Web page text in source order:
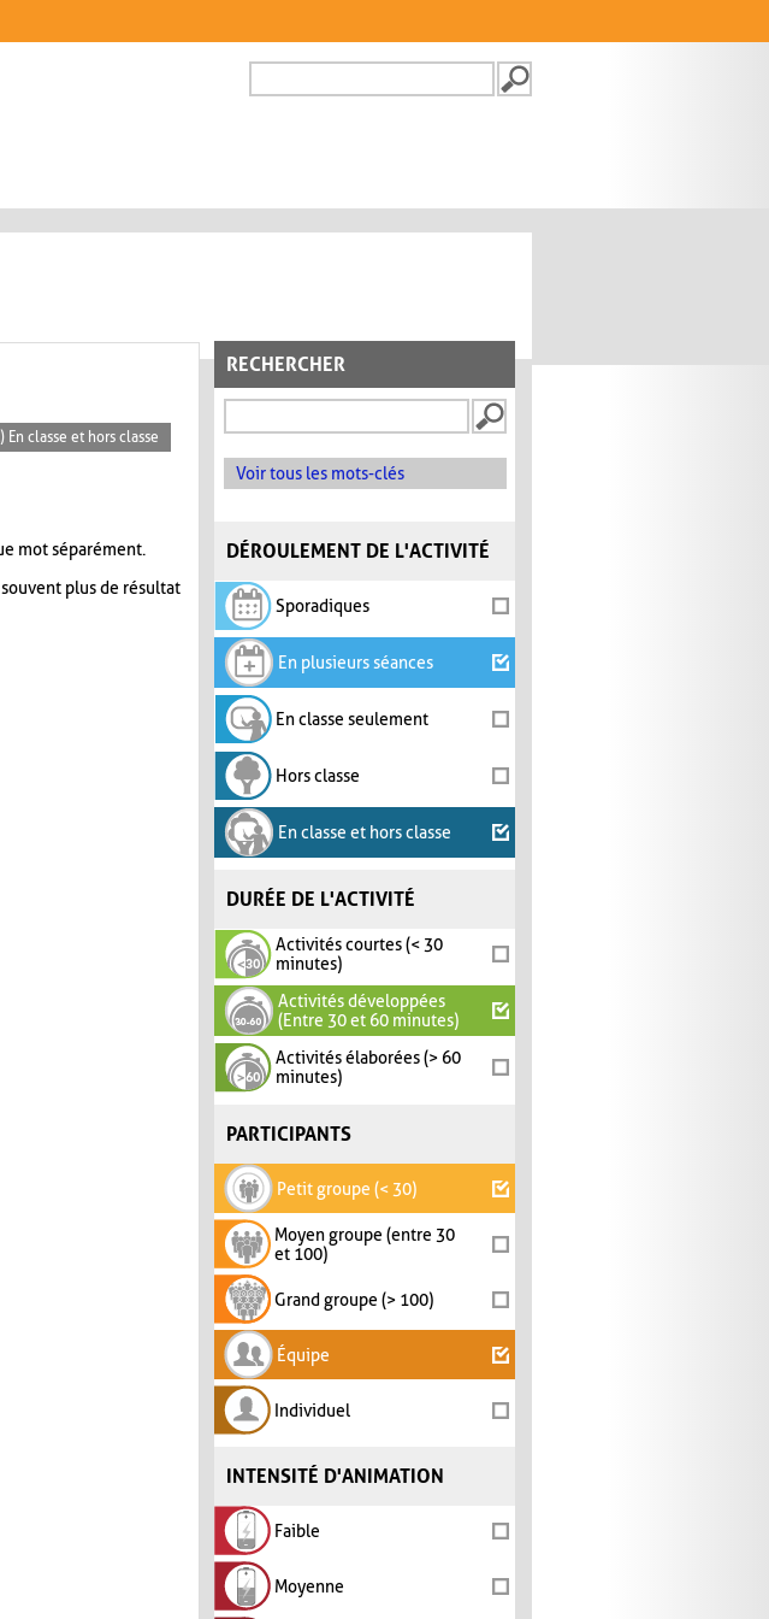
FORMULAIRE DE
RECHERCHER
Voir tous les mots-clés
DÉROULEMENT DE L'ACTIVITÉ
Sporadiques
En plusieurs séances
En classe seulement
Hors classe
En classe et hors classe
DURÉE DE L'ACTIVITÉ
Activités courtes (< 30
minutes)
Activités développées
(Entre 30 et 60 minutes)
Activités élaborées (> 60
minutes)
PARTICIPANTS
Petit groupe (< 30)
Moyen groupe (entre 30
et 100)
Grand groupe (> 100)
Équipe
Individuel
INTENSITÉ D'ANIMATION
Faible
Moyenne
En classe et hors classe
mot séparément.
plus de résultat